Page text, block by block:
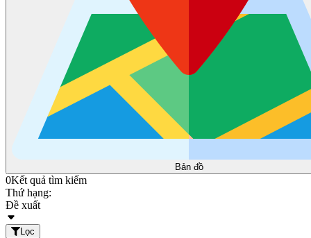
Bản đồ
0Kết quả tìm kiếm
Thứ hạng:
Đề xuất
Lọc